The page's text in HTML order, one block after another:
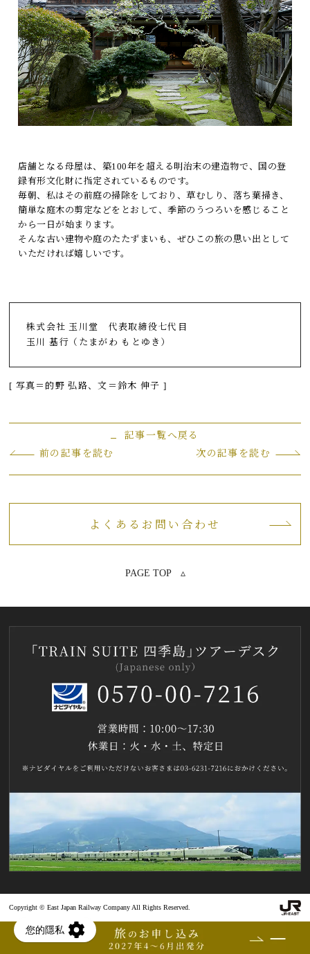
店舗となる母屋は、築100年を超える明治末の建造物で、国の登
録有形文化財に指定されているものです。
毎朝、私はその前庭の掃除をしており、草むしり、落ち葉掃き、
簡単な庭木の剪定などをとおして、季節のうつろいを感じること
から一日が始まります。
そんな古い建物や庭のたたずまいも、ぜひこの旅の思い出として
いただければ嬉しいです。
株式会社 玉川堂 代表取締役七代目
玉川 基行（たまがわ もとゆき）
[ 写真＝的野 弘路、文＝鈴木 伸子 ]
記事一覧へ戻る
前の記事を読む
次の記事を読む
よくあるお問い合わせ
PAGE TOP ▵
Copyright © East Japan Railway Company All Rights Reserved.